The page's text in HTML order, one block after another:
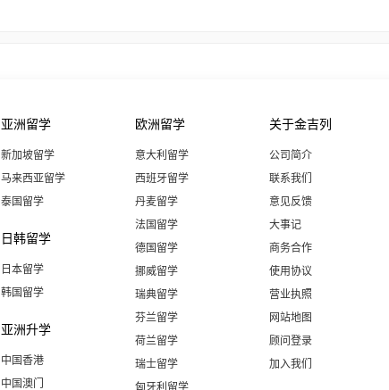
亚洲留学
新加坡留学
马来西亚留学
泰国留学
日韩留学
日本留学
韩国留学
亚洲升学
中国香港
中国澳门
欧洲留学
意大利留学
西班牙留学
丹麦留学
法国留学
德国留学
挪威留学
瑞典留学
芬兰留学
荷兰留学
瑞士留学
匈牙利留学
关于金吉列
公司简介
联系我们
意见反馈
大事记
商务合作
使用协议
营业执照
网站地图
顾问登录
加入我们